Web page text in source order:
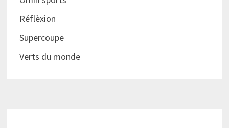
Réflèxion
Supercoupe
Verts du monde